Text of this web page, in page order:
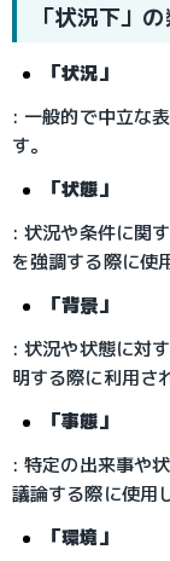
「状況下」
「状況」
: 一般的で中立な
す。
「状態」
: 状況や条件に関
を強調する際に使
「背景」
: 状況や状態に対
明する際に利用さ
「事態」
: 特定の出来事や
議論する際に使用
「環境」